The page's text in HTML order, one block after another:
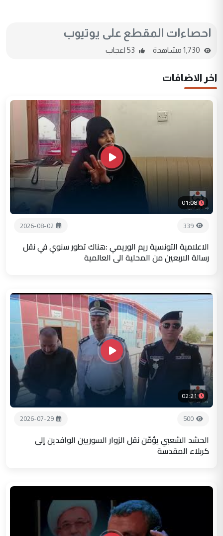
احصاءات المقطع على يوتيوب
اخر الاضافات
01:08
339
2026-08-02
الاعلامية التونسية ريم الوريمي :هناك تطور سنوي في نقل
رسالة الاربعين من المحلية الى العالمية
02:21
500
2026-07-29
الحشد الشعبي يؤمّن نقل الزوار السوريين الوافدين إلى
كربلاء المقدسة